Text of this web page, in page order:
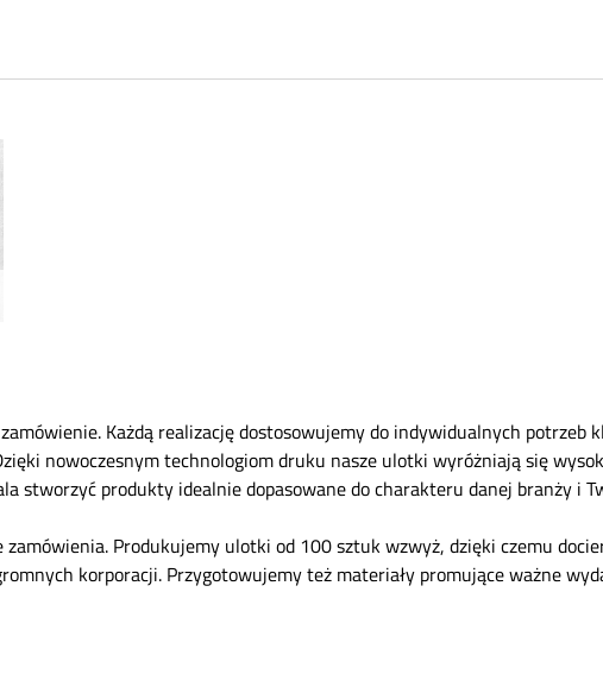
Każdą realizację dostosowujemy do indywidualnych potrzeb
nowoczesnym technologiom druku nasze ulotki wyróżniają się
stworzyć produkty idealnie dopasowane do charakteru danej branży i
Produkujemy ulotki od 100 sztuk wzwyż, dzięki czemu
korporacji. Przygotowujemy też materiały promujące ważne